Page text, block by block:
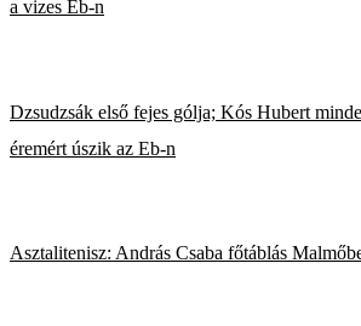
a vizes Eb-n
Dzsudzsák első fejes gólja; Kós Hubert
éremért úszik az Eb-n
Asztalitenisz: András Csaba főtáblás